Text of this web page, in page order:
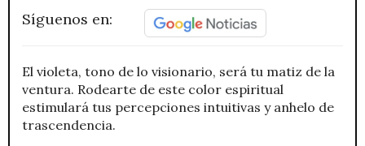
Síguenos en:
El violeta, tono de lo visionario, será tu matiz de la
ventura. Rodearte de este color espiritual
estimulará tus percepciones intuitivas y anhelo de
trascendencia.